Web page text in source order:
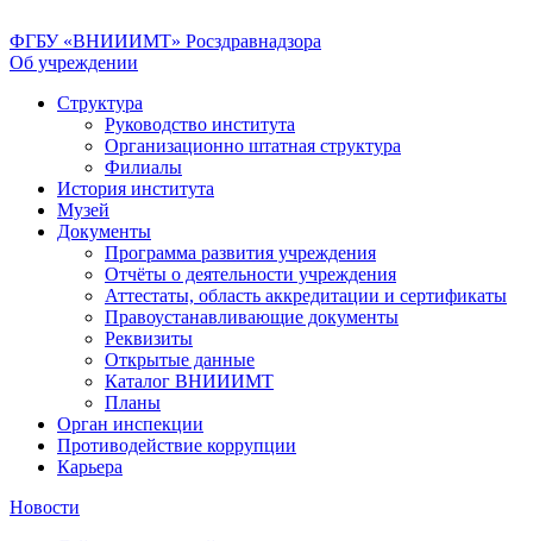
ФГБУ «ВНИИИМТ» Росздравнадзора
Об учреждении
Структура
Руководство института
Организационно штатная структура
Филиалы
История института
Музей
Документы
Программа развития учреждения
Отчёты о деятельности учреждения
Аттестаты, область аккредитации и сертификаты
Правоустанавливающие документы
Реквизиты
Открытые данные
Каталог ВНИИИМТ
Планы
Орган инспекции
Противодействие коррупции
Карьера
Новости